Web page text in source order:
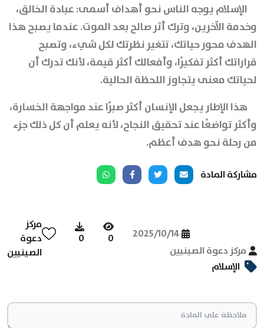
الإسلام يوجه الناس نحو أهداف أسمى: عبادة الخالق،
وخدمة الآخرين، وترك أثر صالح بعد الموت. عندما يصبح هذا
الهدف محور حياتك، تتغير نظرتك لكل شيء، وتصبح
قراراتك أكثر تفكيرًا، وأفعالك أكثر قيمة، لأنك تدرك أن
لحياتك معنى يتجاوز اللحظة الحالية.
هذا الإطار يجعل الإنسان أكثر صبرًا عند مواجهة الخسارة،
وأكثر تواضعًا عند تحقيق النجاح، لأنه يعلم أن كل ذلك جزء
من رحلة نحو هدف أعظم.
مشاركة المادة
مركز دعوة الصينيين
2025/10/14
0
0
مركز
دعوة
الصينيين
الإسلام